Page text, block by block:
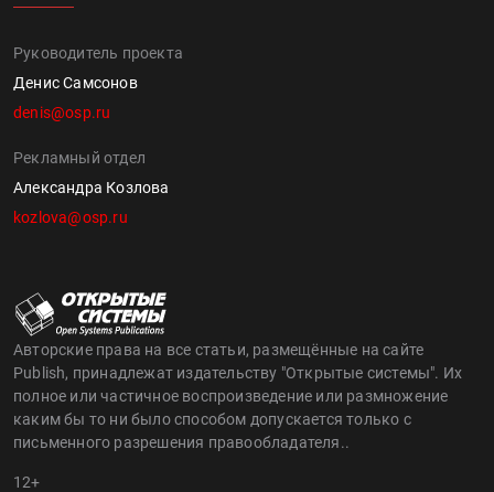
Руководитель проекта
Денис Самсонов
denis@osp.ru
Рекламный отдел
Александра Козлова
kozlova@osp.ru
Авторские права на все статьи, размещённые на сайте
Publish, принадлежат издательству "Открытые системы". Их
полное или частичное воспроизведение или размножение
каким бы то ни было способом допускается только с
письменного разрешения правообладателя..
12+